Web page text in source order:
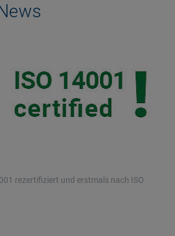
rezertifiziert und erstmals nach ISO